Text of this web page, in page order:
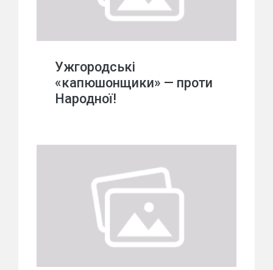
Ужгородські
«капюшонщики» — проти
Народної!